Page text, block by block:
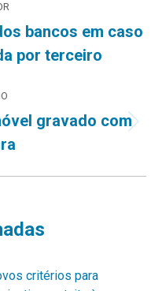
bancos em caso
por terceiro
gravado com
critérios para